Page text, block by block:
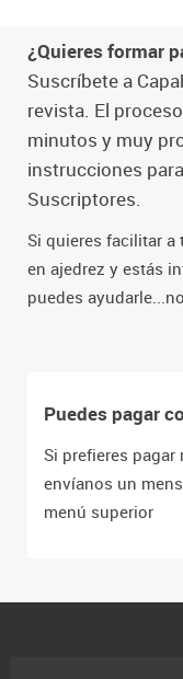
¿Quieres formar
Suscríbete a
revista. El
minutos y muy
instrucciones
Suscriptores.
Si quieres facilitar a
en ajedrez y estás
puedes
Puedes pagar
Si prefieres
envíanos un
menú superior